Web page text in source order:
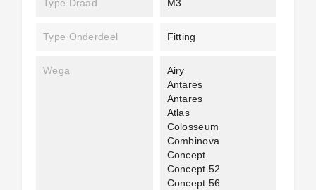
Type Draad M3
Type Onderdeel Fitting
Wega
Airy
Antares
Antares
Atlas
Colosseum
Combinova
Concept
Concept 52
Concept 56